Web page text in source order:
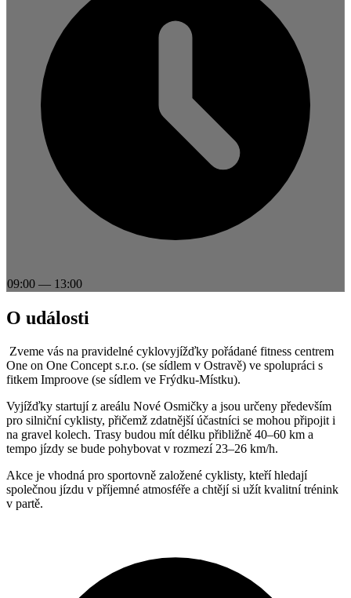
09:00 — 13:00
O události
Zveme vás na pravidelné cyklovyjížďky pořádané fitness centrem
One on One Concept s.r.o. (se sídlem v Ostravě) ve spolupráci s
fitkem Improove (se sídlem ve Frýdku-Místku).
Vyjížďky startují z areálu Nové Osmičky a jsou určeny především
pro silniční cyklisty, přičemž zdatnější účastníci se mohou připojit i
na gravel kolech. Trasy budou mít délku přibližně 40–60 km a
tempo jízdy se bude pohybovat v rozmezí 23–26 km/h.
Akce je vhodná pro sportovně založené cyklisty, kteří hledají
společnou jízdu v příjemné atmosféře a chtějí si užít kvalitní trénink
v partě.